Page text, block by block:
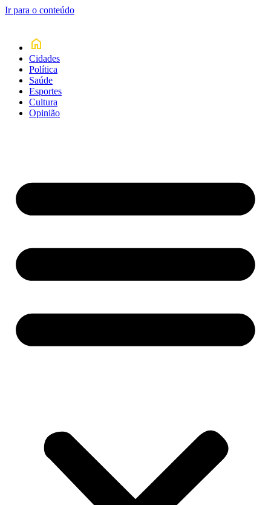
Ir para o conteúdo
Cidades
Política
Saúde
Esportes
Cultura
Opinião